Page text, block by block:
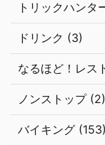
トリックハンタ
ドリンク (3)
なるほど！レス
ノンストップ (2)
バイキング (153)